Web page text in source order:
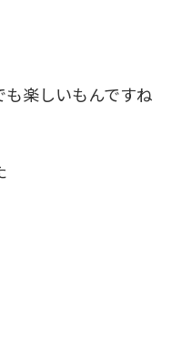
楽しいもんですね